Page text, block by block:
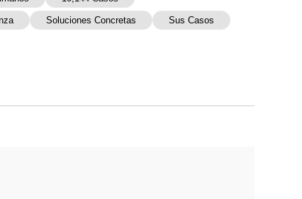
Soluciones Concretas Sus Casos